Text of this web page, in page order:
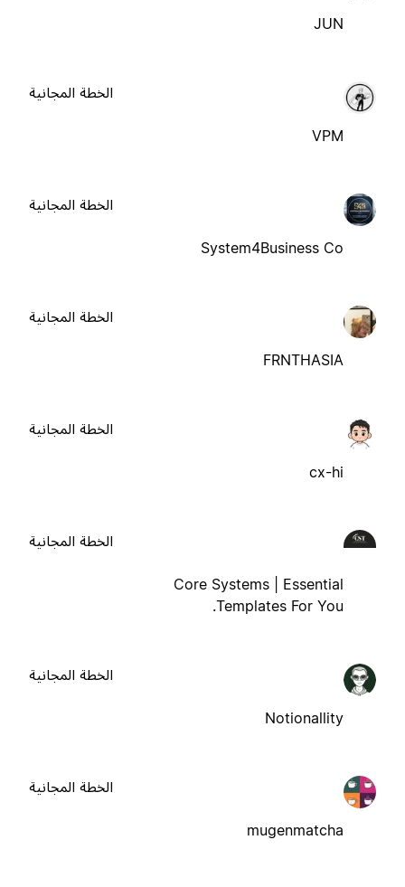
JUN
VPM
الخطة المجانية
System4Business Co
الخطة المجانية
FRNTHASIA
الخطة المجانية
cx-hi
الخطة المجانية
Core Systems | Essential
Templates For You.
الخطة المجانية
Notionallity
الخطة المجانية
mugenmatcha
الخطة المجانية